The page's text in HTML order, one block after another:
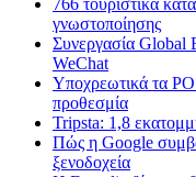
766 τουριστικά
γνωστοποίησης
Συνεργασία Global
WeChat
Υποχρεωτικά τα
προθεσμία
Tripsta: 1,8
Πώς η Google
ξενοδοχεία